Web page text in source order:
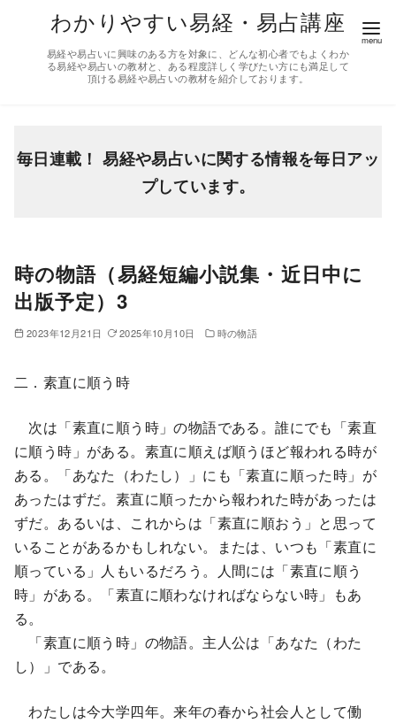
わかりやすい易経・易占講座
易経や易占いに興味のある方を対象に、どんな初心者でもよくわか
る易経や易占いの教材と、ある程度詳しく学びたい方にも満足して
頂ける易経や易占いの教材を紹介しております。
毎日連載！ 易経や易占いに関する情報を毎日アッ
プしています。
時の物語（易経短編小説集・近日中に
出版予定）3
2023年12月21日 2025年10月10日 時の物語
二．素直に順う時
次は「素直に順う時」の物語である。誰にでも「素直
に順う時」がある。素直に順えば順うほど報われる時が
ある。「あなた（わたし）」にも「素直に順った時」が
あったはずだ。素直に順ったから報われた時があったは
ずだ。あるいは、これからは「素直に順おう」と思って
いることがあるかもしれない。または、いつも「素直に
順っている」人もいるだろう。人間には「素直に順う
時」がある。「素直に順わなければならない時」もあ
る。
「素直に順う時」の物語。主人公は「あなた（わた
し）」である。
わたしは今大学四年。来年の春から社会人として働